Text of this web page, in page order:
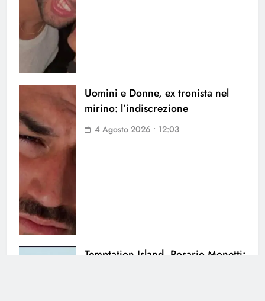
Uomini e Donne, ex tronista nel
mirino: l’indiscrezione
4 Agosto 2026 • 12:03
Temptation Island, Rosario Monetti: